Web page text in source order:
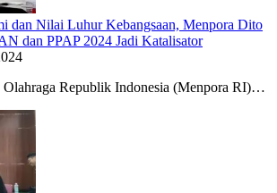
dan Nilai Luhur Kebangsaan, Menpora Dito
dan PPAP 2024 Jadi Katalisator
Olahraga Republik Indonesia (Menpora RI)…